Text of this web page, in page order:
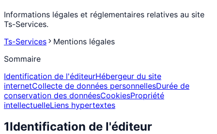
Informations légales et réglementaires relatives au site
Ts-Services.
Ts-Services
Mentions légales
Sommaire
Identification de l'éditeurHébergeur du site
internetCollecte de données personnellesDurée de
conservation des donnéesCookiesPropriété
intellectuelleLiens hypertextes
1Identification de l'éditeur